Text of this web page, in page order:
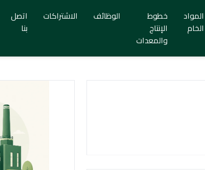
المواد
الخام
خطوط
الإنتاج
والمعدات
الوظائف الاشتراكات
اتصل
بنا